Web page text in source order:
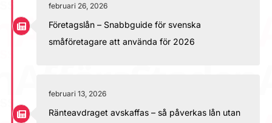
februari 26, 2026
Företagslån – Snabbguide för svenska
småföretagare att använda för 2026
februari 13, 2026
Ränteavdraget avskaffas – så påverkas lån utan